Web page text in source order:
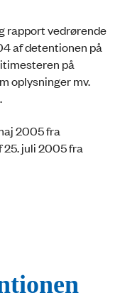
rapport vedrørende
af detentionen på
på
oplysninger mv.
2005 fra
25. juli 2005 fra